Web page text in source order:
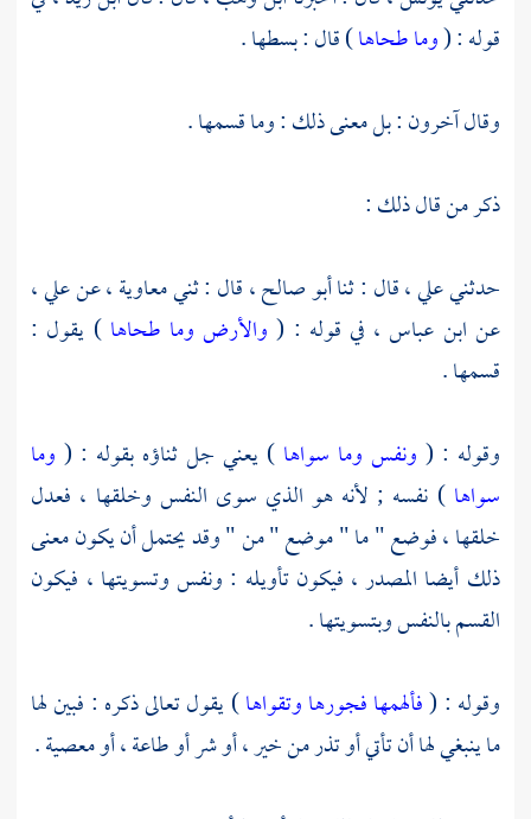
قوله : (وما طحاها) قال : بسطها .
وقال آخرون : بل معنى ذلك : وما قسمها .
ذكر من قال ذلك :
حدثنيعلي ،قال : ثناأبو صالح ،قال : ثنيمعاوية ،عنعلي ،
عن ابن عباس ، في قوله : ( والأرض وما طحاها) يقول :
قسمها .
وقوله : ( ونفس وما سواها) يعني جل ثناؤه بقوله : ( وما
سواها) نفسه ; لأنه هو الذي سوى النفس وخلقها ، فعدل
خلقها ، فوضع " ما " موضع " من " وقد يحتمل أن يكون معنى
ذلك أيضا المصدر ، فيكون تأويله : ونفس وتسويتها ، فيكون
القسم بالنفس وبتسويتها .
وقوله : (فألهمها فجورها وتقواها) يقول تعالى ذكره : فبين لها
ما ينبغي لها أن تأتي أو تذر من خير ، أو شر أو طاعة ، أو معصية .